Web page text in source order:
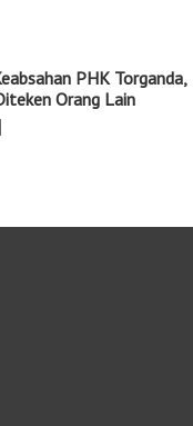
PHK Torganda,
Orang Lain